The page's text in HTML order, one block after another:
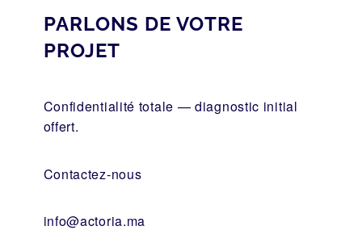
PARLONS DE VOTRE
PROJET
Confidentialité totale — diagnostic initial
offert.
Contactez-nous
info@actoria.ma